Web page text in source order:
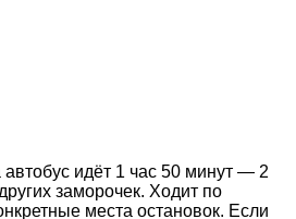
идёт 1 час 50 минут — 2
заморочек. Ходит по
места остановок. Если